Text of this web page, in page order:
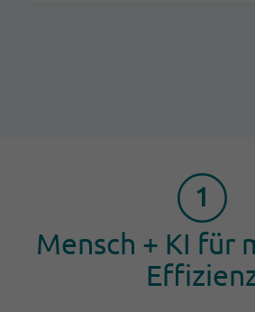
Mensch + KI für